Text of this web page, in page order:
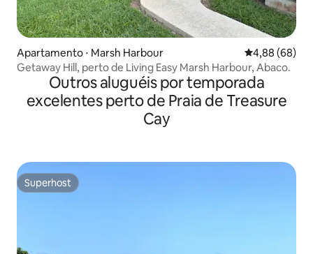
Apartamento ⋅ Marsh Harbour 4,88 de uma
4,88 (68)
Getaway Hill, perto de Living Easy Marsh Harbour, Abaco.
Outros aluguéis por temporada
excelentes perto de Praia de Treasure
Cay
Superhost
Superhost